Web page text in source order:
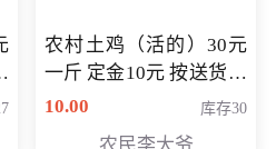
农村土鸡（活的）30元
一斤 定金10元 按送货交
付时秤重计算货款 定金
10.00 库存30